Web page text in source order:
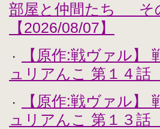
部屋と仲間たち そ
【2026/08/07】
・
【原作:戦ヴァル】
ュリアんこ 第１４話
・
【原作:戦ヴァル】
ュリアんこ 第１３話